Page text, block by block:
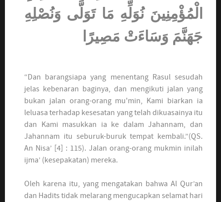
الْمُؤْمِنِينَ نُوَلِّهِ مَا تَوَلَّى وَنُصْلِهِ
جَهَنَّمَ وَسَاءَتْ مَصِيرًا
“Dan barangsiapa yang menentang Rasul sesudah
jelas kebenaran baginya, dan mengikuti jalan yang
bukan jalan orang-orang mu'min, Kami biarkan ia
leluasa terhadap kesesatan yang telah dikuasainya itu
dan Kami masukkan ia ke dalam Jahannam, dan
Jahannam itu seburuk-buruk tempat kembali.”(QS.
An Nisa’ [4] : 115). Jalan orang-orang mukmin inilah
ijma’ (kesepakatan) mereka.
Oleh karena itu, yang mengatakan bahwa Al Qur’an
dan Hadits tidak melarang mengucapkan selamat hari